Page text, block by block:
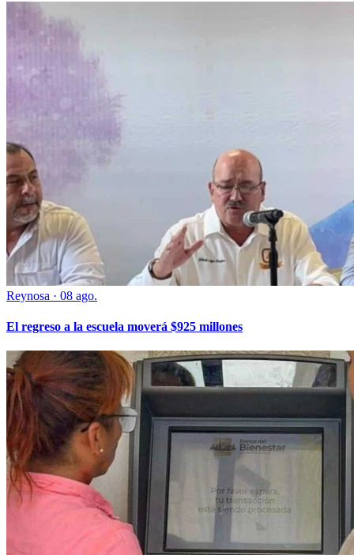
Reynosa · 08 ago.
El regreso a la escuela moverá $925 millones